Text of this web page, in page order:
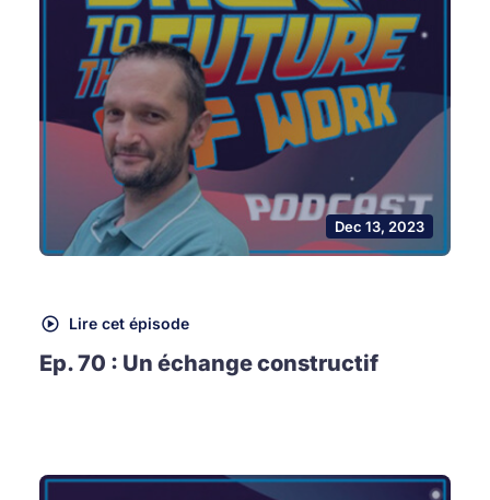
Dec 13, 2023
Lire cet épisode
Ep. 70 : Un échange constructif